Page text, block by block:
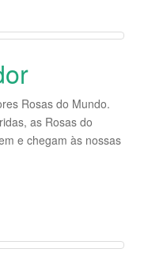
n
a
Rosas do Mundo.
as Rosas do
e chegam às nossas